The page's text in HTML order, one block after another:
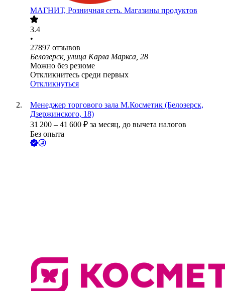
МАГНИТ, Розничная сеть. Магазины продуктов
3.4
•
27897 отзывов
Белозерск, улица Карла Маркса, 28
Можно без резюме
Откликнитесь среди первых
Откликнуться
Менеджер торгового зала М.Косметик (Белозерск,
Дзержинского, 18)
31 200 – 41 600 ₽ за месяц, до вычета налогов
Без опыта